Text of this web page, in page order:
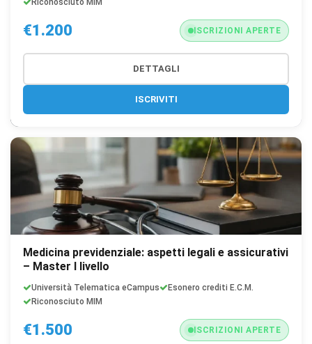
Riconosciuto MIM
€1.200 ISCRIZIONI APERTE
DETTAGLI
ISCRIVITI
Medicina previdenziale: aspetti legali e assicurativi
– Master I livello
Università Telematica eCampus
Esonero crediti E.C.M.
Riconosciuto MIM
€1.500 ISCRIZIONI APERTE